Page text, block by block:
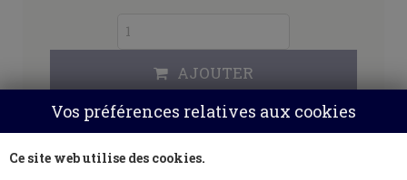
Vos préférences relatives aux cookies
Ce site web utilise des cookies.
AJOUTER